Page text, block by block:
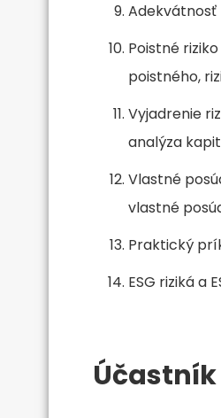
Adekvátnosť
Poistné
poistného,
Vyjadrenie
analýza
Vlastné
vlastné
Praktický
ESG riziká a